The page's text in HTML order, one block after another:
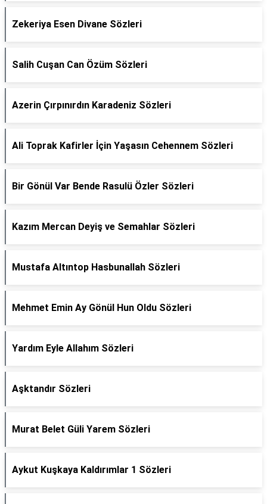
Zekeriya Esen Divane Sözleri
Salih Cuşan Can Özüm Sözleri
Azerin Çırpınırdın Karadeniz Sözleri
Ali Toprak Kafirler İçin Yaşasın Cehennem Sözleri
Bir Gönül Var Bende Rasulü Özler Sözleri
Kazım Mercan Deyiş ve Semahlar Sözleri
Mustafa Altıntop Hasbunallah Sözleri
Mehmet Emin Ay Gönül Hun Oldu Sözleri
Yardım Eyle Allahım Sözleri
Aşktandır Sözleri
Murat Belet Güli Yarem Sözleri
Aykut Kuşkaya Kaldırımlar 1 Sözleri